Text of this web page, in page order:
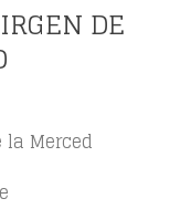
DE
Merced